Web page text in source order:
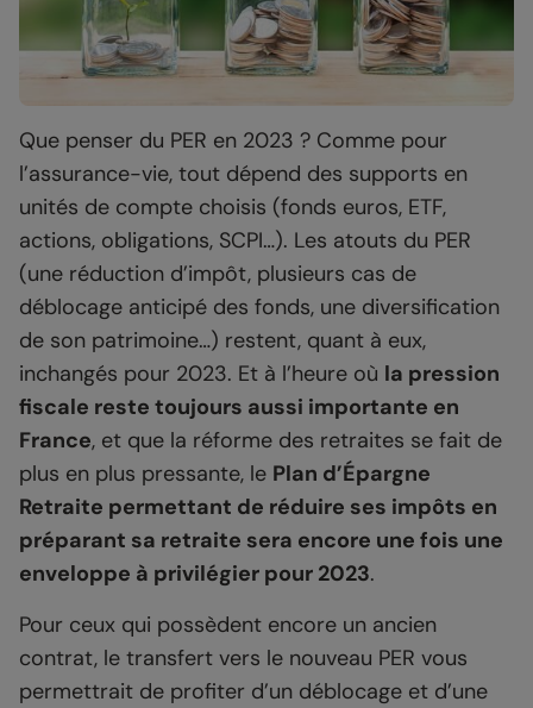
Que penser du PER en 2023 ? Comme pour
l’assurance-vie, tout dépend des supports en
unités de compte choisis (fonds euros, ETF,
actions, obligations, SCPI…). Les atouts du PER
(une réduction d’impôt, plusieurs cas de
déblocage anticipé des fonds, une diversification
de son patrimoine…) restent, quant à eux,
inchangés pour 2023. Et à l’heure où la pression
fiscale reste toujours aussi importante en
France, et que la réforme des retraites se fait de
plus en plus pressante, le Plan d’Épargne
Retraite permettant de réduire ses impôts en
préparant sa retraite sera encore une fois une
enveloppe à privilégier pour 2023.
Pour ceux qui possèdent encore un ancien
contrat, le transfert vers le nouveau PER vous
permettrait de profiter d’un déblocage et d’une